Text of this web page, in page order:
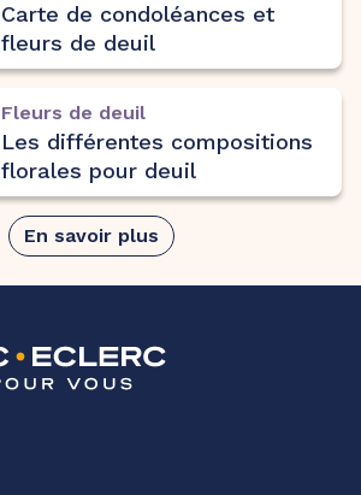
Carte de condoléances et
fleurs de deuil
Fleurs de deuil
Les différentes compositions
florales pour deuil
En savoir plus